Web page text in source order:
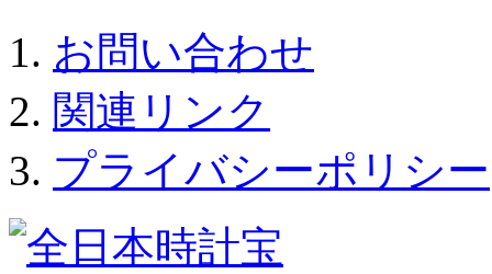
お問い合わせ
関連リンク
プライバシーポリシー